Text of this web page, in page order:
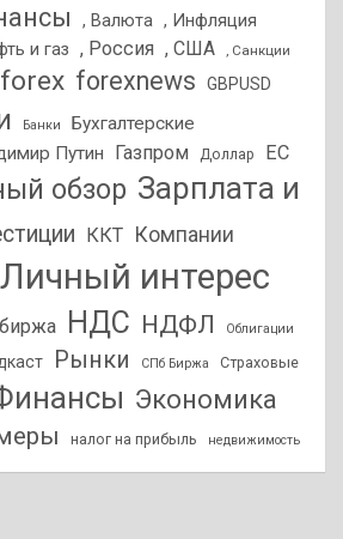
, Валюта , Инфляция
и газ , Россия , США , Санкции
forex forexnews GBPUSD
Банки
Бухгалтерские
Путин Газпром Доллар ЕС
обзор Зарплата и
ККТ Компании
Личный интерес
НДС НДФЛ Облигации
Рынки СПб Биржа Страховые
Экономика
налог на прибыль недвижимость